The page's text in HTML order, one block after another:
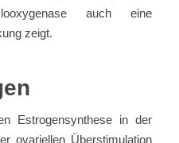
auch eine
zeigt.
Estrogensynthese in der
ovariellen Überstimulation